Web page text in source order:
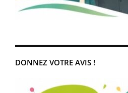
DONNEZ VOTRE AVIS !